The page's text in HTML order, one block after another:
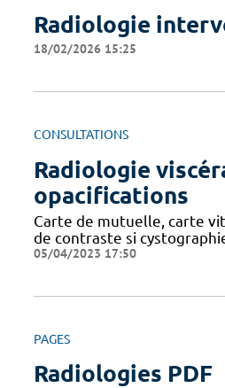
Radiologie
18/02/2026 15:25
CONSULTATIONS
Radiologie
opacifications
Carte de mutuelle, carte
de contraste si
05/04/2023 17:50
PAGES
Radiologies PDF